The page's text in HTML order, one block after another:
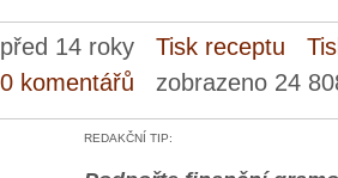
před 14 roky Tisk receptu
0 komentářů zobrazeno 24
REDAKČNÍ TIP: